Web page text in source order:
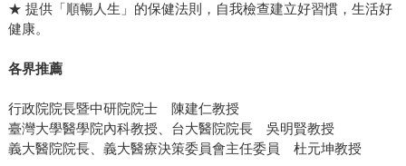
★ 提供「順暢人生」的保健法則，自我檢查建立好習慣，生活好
健康。
各界推薦
行政院院長暨中研院院士 陳建仁教授
臺灣大學醫學院內科教授、台大醫院院長 吳明賢教授
義大醫院院長、義大醫療決策委員會主任委員 杜元坤教授